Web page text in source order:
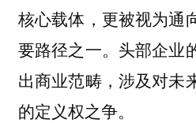
核心载体，更被视为通
要路径之一。头部企业
出商业范畴，涉及对未
的定义权之争。